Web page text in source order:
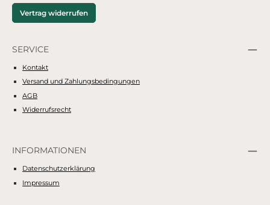
Vertrag widerrufen
SERVICE
Kontakt
Versand und Zahlungsbedingungen
AGB
Widerrufsrecht
INFORMATIONEN
Datenschutzerklärung
Impressum